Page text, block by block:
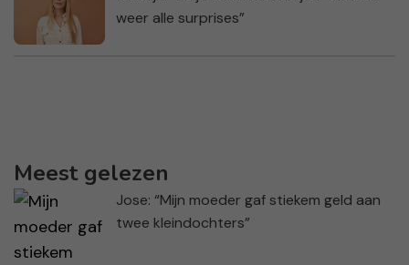
weer alle surprises”
Meest gelezen
Jose: “Mijn moeder gaf stiekem geld aan
twee kleindochters”